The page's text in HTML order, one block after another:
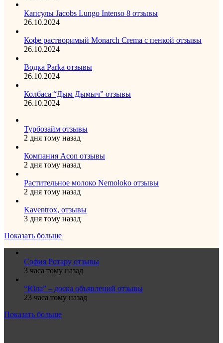
Капсулы Jacobs Lungo Intenso 8 отзывы
26.10.2024
Кофе растворимый Monarch Crema с пенкой отзывы
26.10.2024
Водка Parka отзывы
26.10.2024
Колбаса “Дым Дымыч” отзывы
26.10.2024
Турбозайм отзывы
2 дня тому назад
Компания Acon отзывы
2 дня тому назад
Растительное молоко Nemoloko отзывы
2 дня тому назад
Kaventrox, отзывы
3 дня тому назад
Показать больше
София Ротару отзывы
3 часа тому назад
“Юла” – доска объявлений отзывы
23 часа тому назад
Показать больше